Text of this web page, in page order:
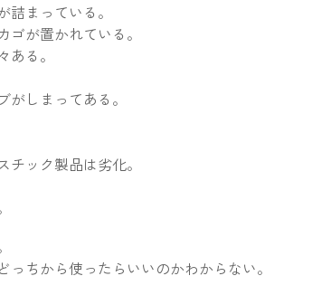
まっている。
が置かれている。
る。
しまってある。
ック製品は劣化。
ちから使ったらいいのかわからない。